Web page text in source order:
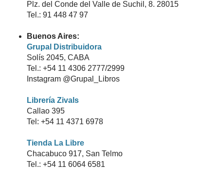
Plz. del Conde del Valle de Suchil, 8. 28015
Tel.: 91 448 47 97
Buenos Aires:
Grupal Distribuidora
Solís 2045, CABA
Tel.: +54 11 4306 2777/2999
Instagram @Grupal_Libros
Librería Zivals
Callao 395
Tel: +54 11 4371 6978
Tienda La Libre
Chacabuco 917, San Telmo
Tel.: +54 11 6064 6581